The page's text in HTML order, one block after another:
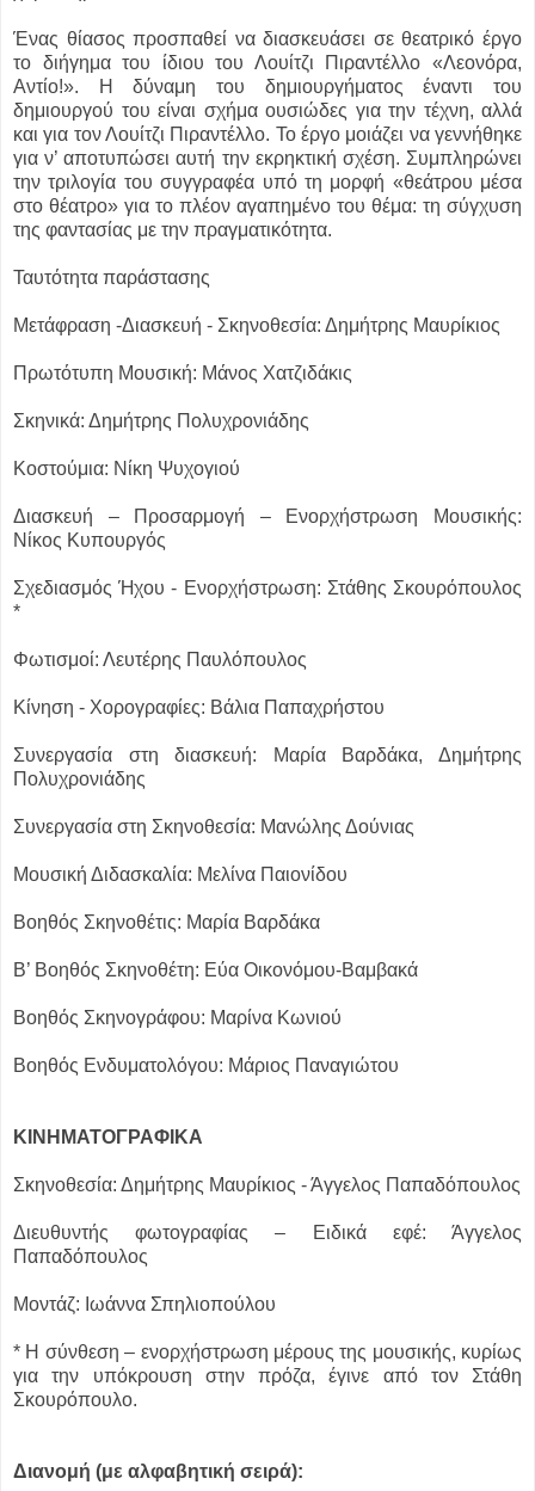
Ένας θίασος προσπαθεί να διασκευάσει σε θεατρικό έργο
το διήγημα του ίδιου του Λουίτζι Πιραντέλλο «Λεονόρα,
Αντίο!». Η δύναμη του δημιουργήματος έναντι του
δημιουργού του είναι σχήμα ουσιώδες για την τέχνη, αλλά
και για τον Λουίτζι Πιραντέλλο. Το έργο μοιάζει να γεννήθηκε
για ν’ αποτυπώσει αυτή την εκρηκτική σχέση. Συμπληρώνει
την τριλογία του συγγραφέα υπό τη μορφή «θεάτρου μέσα
στο θέατρο» για το πλέον αγαπημένο του θέμα: τη σύγχυση
της φαντασίας με την πραγματικότητα.
Ταυτότητα παράστασης
Μετάφραση -Διασκευή - Σκηνοθεσία: Δημήτρης Μαυρίκιος
Πρωτότυπη Μουσική: Μάνος Χατζιδάκις
Σκηνικά: Δημήτρης Πολυχρονιάδης
Κοστούμια: Νίκη Ψυχογιού
Διασκευή – Προσαρμογή – Ενορχήστρωση Μουσικής:
Νίκος Κυπουργός
Σχεδιασμός Ήχου - Ενορχήστρωση: Στάθης Σκουρόπουλος
*
Φωτισμοί: Λευτέρης Παυλόπουλος
Κίνηση - Χορογραφίες: Βάλια Παπαχρήστου
Συνεργασία στη διασκευή: Μαρία Βαρδάκα, Δημήτρης
Πολυχρονιάδης
Συνεργασία στη Σκηνοθεσία: Μανώλης Δούνιας
Μουσική Διδασκαλία: Μελίνα Παιονίδου
Βοηθός Σκηνοθέτις: Μαρία Βαρδάκα
Β’ Βοηθός Σκηνοθέτη: Εύα Οικονόμου-Βαμβακά
Βοηθός Σκηνογράφου: Μαρίνα Κωνιού
Βοηθός Ενδυματολόγου: Μάριος Παναγιώτου
ΚΙΝΗΜΑΤΟΓΡΑΦΙΚΑ
Σκηνοθεσία: Δημήτρης Μαυρίκιος - Άγγελος Παπαδόπουλος
Διευθυντής φωτογραφίας – Ειδικά εφέ: Άγγελος
Παπαδόπουλος
Μοντάζ: Ιωάννα Σπηλιοπούλου
* Η σύνθεση – ενορχήστρωση μέρους της μουσικής, κυρίως
για την υπόκρουση στην πρόζα, έγινε από τον Στάθη
Σκουρόπουλο.
Διανομή (με αλφαβητική σειρά):